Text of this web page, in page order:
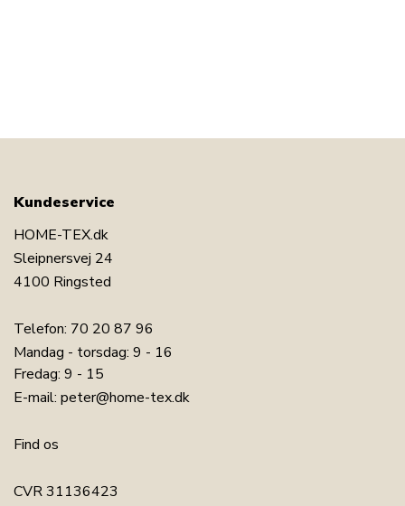
Kundeservice
HOME-TEX.dk
Sleipnersvej 24
4100 Ringsted
Telefon: 70 20 87 96
Mandag - torsdag: 9 - 16
Fredag: 9 - 15
E-mail: peter@home-tex.dk
Find os
CVR 31136423